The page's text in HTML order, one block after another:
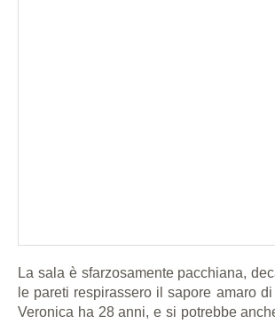
La sala è sfarzosamente pacchiana,
le pareti respirassero il sapore amaro
Veronica ha 28 anni, e si potrebbe